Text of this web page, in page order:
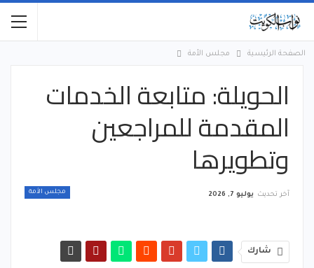
الصفحة الرئيسية مجلس الأمة
الحويلة: متابعة الخدمات
المقدمة للمراجعين
وتطويرها
مجلس الأمة آخر تحديث يوليو 7, 2026
شارك